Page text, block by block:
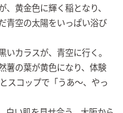
黄金色に輝く稲となり、
青空の太陽をいっぱい浴び
カラスが、青空に行く。
薯の葉が黄色になり、体験
スコップで「うあ～、やっ